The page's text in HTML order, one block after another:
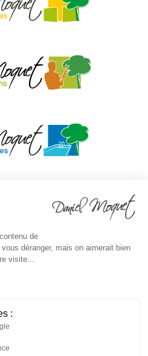
de
déranger, mais on aimerait bien
visite...
:
à l'oubli